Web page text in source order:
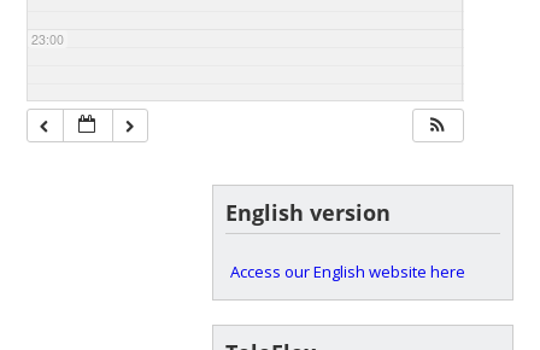
23:00
English version
Access our English website here